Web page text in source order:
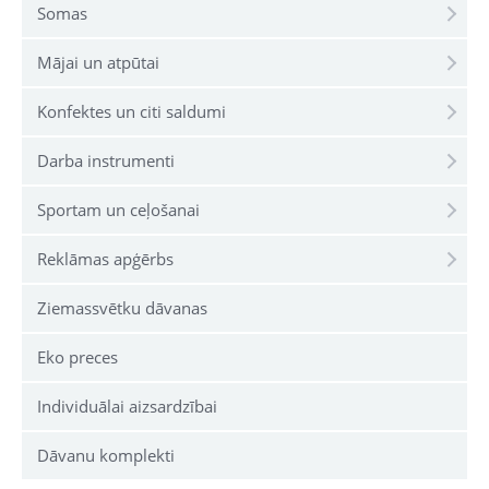
Somas
Mājai un atpūtai
Konfektes un citi saldumi
Darba instrumenti
Sportam un ceļošanai
Reklāmas apģērbs
Ziemassvētku dāvanas
Eko preces
Individuālai aizsardzībai
Dāvanu komplekti